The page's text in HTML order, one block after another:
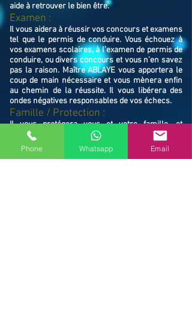
aide à retrouver le bien être.
Examen :
Il vous aidera à réussir vos concours et examens
tel que le permis de conduire. Vous échouez à
vos examens scolaires, à l’examen de permis de
conduire, ou divers concours et vous n’en savez
pas la raison. Maître ABLAYE vous apportera le
coup de main nécessaire et vous mènera enfin
au chemin de la réussite. Il vous libérera des
ondes négatives responsables de vos échecs.
Famille / Protection :
Il vous protégera vous et votre famille, et
resserrera vos liens en cas de rupture familiale.
Ne restez pas avec vos souffrances, consultez le
Maître ABLAYE marabout médium à Mennecy
Phone Whatsapp Email